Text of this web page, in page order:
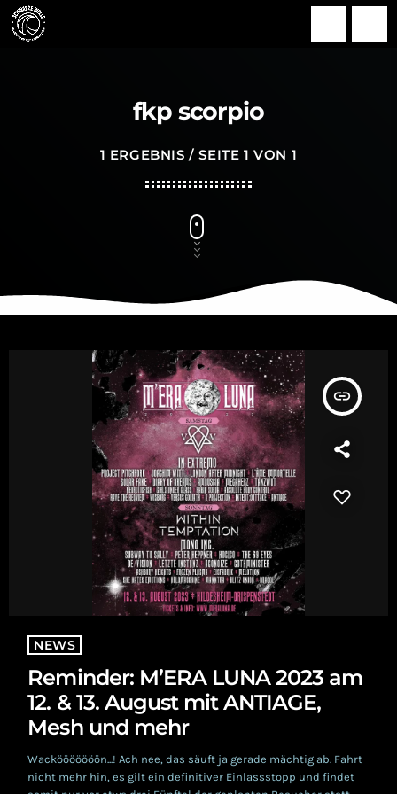
fkp scorpio
1 ERGEBNIS / SEITE 1 VON 1
insert_link
NEWS
Reminder: M’ERA LUNA 2023 am
12. & 13. August mit ANTIAGE,
Mesh und mehr
Wackööööööön...! Ach nee, das säuft ja gerade mächtig ab. Fahrt
nicht mehr hin, es gilt ein definitiver Einlassstopp und findet